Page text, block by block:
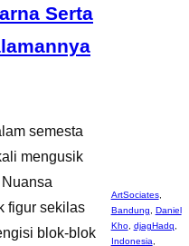
Serta
semesta
mengusik
figur sekilas
blok-blok
ArtSociates,
Bandung
Daniel
Kho, djagHadq
Indonesia